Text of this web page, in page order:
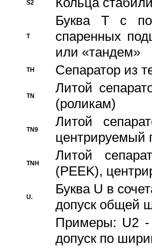
S2
T
Буква T с
спаренных
или «тандем»
TH Сепаратор из
TN
Литой
(роликам)
TN9
Литой
центрируемый
TNH
Литой
(PEEK),
U.
Буква U в
допуск общей
Примеры: U2
допуск по